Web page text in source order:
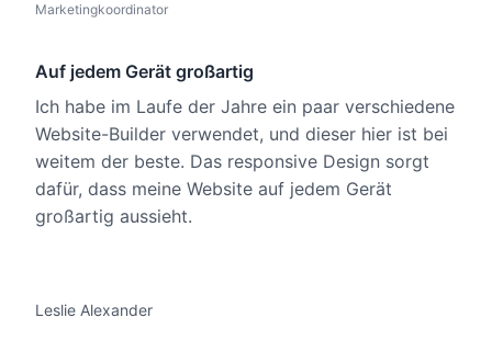
Marketingkoordinator
Auf jedem Gerät großartig
Ich habe im Laufe der Jahre ein paar verschiedene
Website-Builder verwendet, und dieser hier ist bei
weitem der beste. Das responsive Design sorgt
dafür, dass meine Website auf jedem Gerät
großartig aussieht.
Leslie Alexander